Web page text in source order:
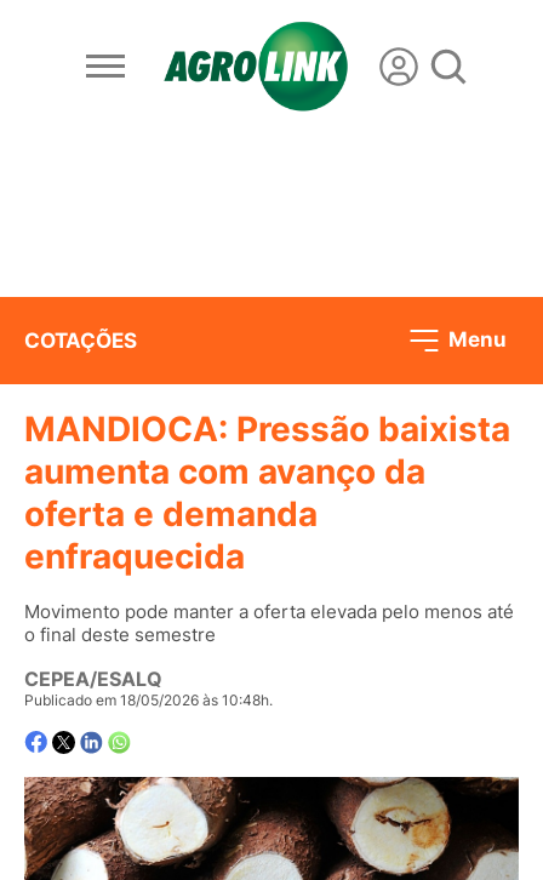
COTAÇÕES Menu
MANDIOCA: Pressão baixista
aumenta com avanço da
oferta e demanda
enfraquecida
Movimento pode manter a oferta elevada pelo menos até
o final deste semestre
CEPEA/ESALQ
Publicado em 18/05/2026 às 10:48h.